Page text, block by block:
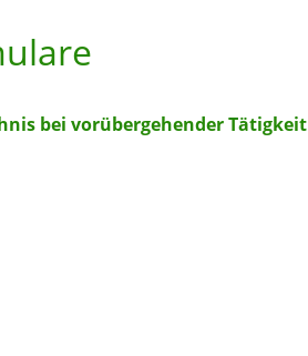
bei vorübergehender Tätigkeit